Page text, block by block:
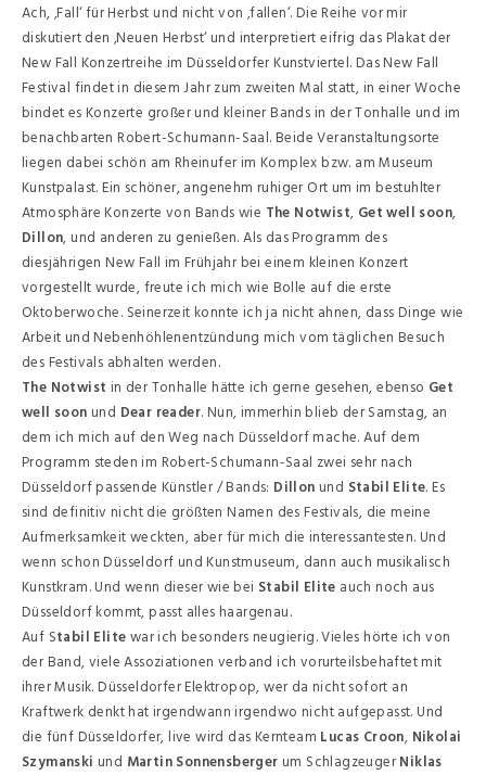
Ach, ‚Fall‘ für Herbst und nicht von ‚fallen‘. Die Reihe vor mir
diskutiert den ‚Neuen Herbst‘ und interpretiert eifrig das Plakat der
New Fall Konzertreihe im Düsseldorfer Kunstviertel. Das New Fall
Festival findet in diesem Jahr zum zweiten Mal statt, in einer Woche
bindet es Konzerte großer und kleiner Bands in der Tonhalle und im
benachbarten Robert-Schumann-Saal. Beide Veranstaltungsorte
liegen dabei schön am Rheinufer im Komplex bzw. am Museum
Kunstpalast. Ein schöner, angenehm ruhiger Ort um im bestuhlter
Atmosphäre Konzerte von Bands wie The Notwist, Get well soon,
Dillon, und anderen zu genießen. Als das Programm des
diesjährigen New Fall im Frühjahr bei einem kleinen Konzert
vorgestellt wurde, freute ich mich wie Bolle auf die erste
Oktoberwoche. Seinerzeit konnte ich ja nicht ahnen, dass Dinge wie
Arbeit und Nebenhöhlenentzündung mich vom täglichen Besuch
des Festivals abhalten werden.
The Notwist in der Tonhalle hätte ich gerne gesehen, ebenso Get
well soon und Dear reader. Nun, immerhin blieb der Samstag, an
dem ich mich auf den Weg nach Düsseldorf mache. Auf dem
Programm steden im Robert-Schumann-Saal zwei sehr nach
Düsseldorf passende Künstler / Bands: Dillon und Stabil Elite. Es
sind definitiv nicht die größten Namen des Festivals, die meine
Aufmerksamkeit weckten, aber für mich die interessantesten. Und
wenn schon Düsseldorf und Kunstmuseum, dann auch musikalisch
Kunstkram. Und wenn dieser wie bei Stabil Elite auch noch aus
Düsseldorf kommt, passt alles haargenau.
Auf Stabil Elitewar ich besonders neugierig. Vieles hörte ich von
der Band, viele Assoziationen verband ich vorurteilsbehaftet mit
ihrer Musik. Düsseldorfer Elektropop, wer da nicht sofort an
Kraftwerk denkt hat irgendwann irgendwo nicht aufgepasst. Und
die fünf Düsseldorfer, live wird das Kernteam Lucas Croon, Nikolai
Szymanski und Martin Sonnensberger um SchlagzeugerNiklas